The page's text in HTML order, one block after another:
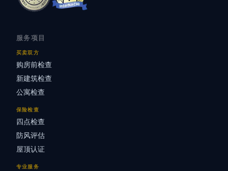
服务项目
买卖双方
购房前检查
新建筑检查
公寓检查
保险检查
四点检查
防风评估
屋顶认证
专业服务